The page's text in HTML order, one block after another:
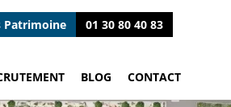
Patrimoine 01 30 80 40 83
BLOG CONTACT